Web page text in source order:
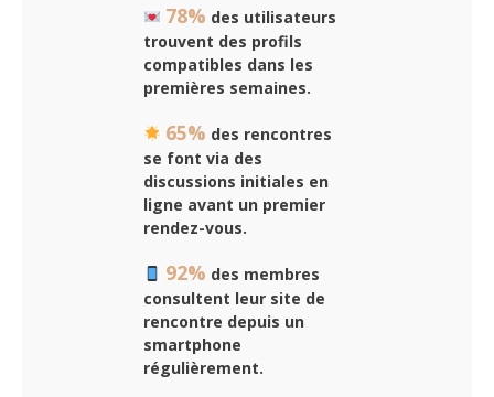
78% des utilisateurs
trouvent des profils
compatibles dans les
premières semaines.
65% des rencontres
se font via des
discussions initiales en
ligne avant un premier
rendez-vous.
92% des membres
consultent leur site de
rencontre depuis un
smartphone
régulièrement.